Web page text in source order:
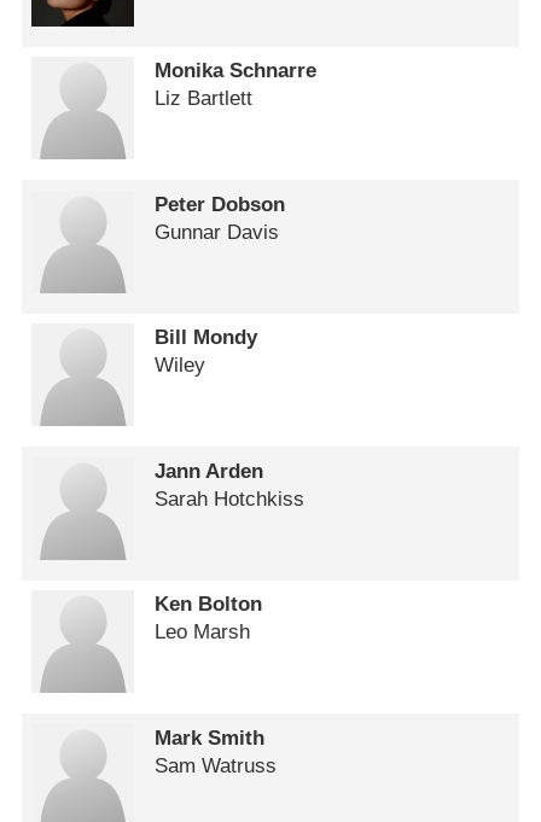
Monika Schnarre
Liz Bartlett
Peter Dobson
Gunnar Davis
Bill Mondy
Wiley
Jann Arden
Sarah Hotchkiss
Ken Bolton
Leo Marsh
Mark Smith
Sam Watruss